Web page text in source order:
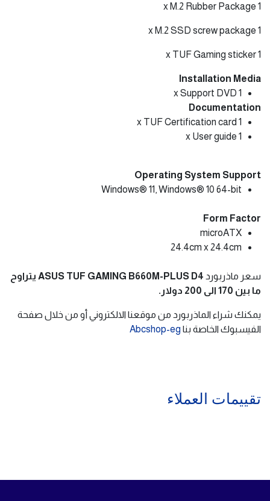
1 x M.2 Rubber Package
1 x M.2 SSD screw package
1 x TUF Gaming sticker
Installation Media
1 x Support DVD
Documentation
1 x TUF Certification card
1 x User guide
Operating System Support
Windows® 11, Windows® 10 64-bit
Form Factor
microATX
24.4cm x 24.4cm
سعر ماذربورد
ASUS TUF GAMING B660M-PLUS D4 يتراوح
ما بين 170 الى 200 دولار.
يمكنك شراء الماذربورد من موقعنا الالكتروني أو من خلال صفحة
الفيسبوك الخاصة بنا Abcshop-eg
تقييمات العملاء